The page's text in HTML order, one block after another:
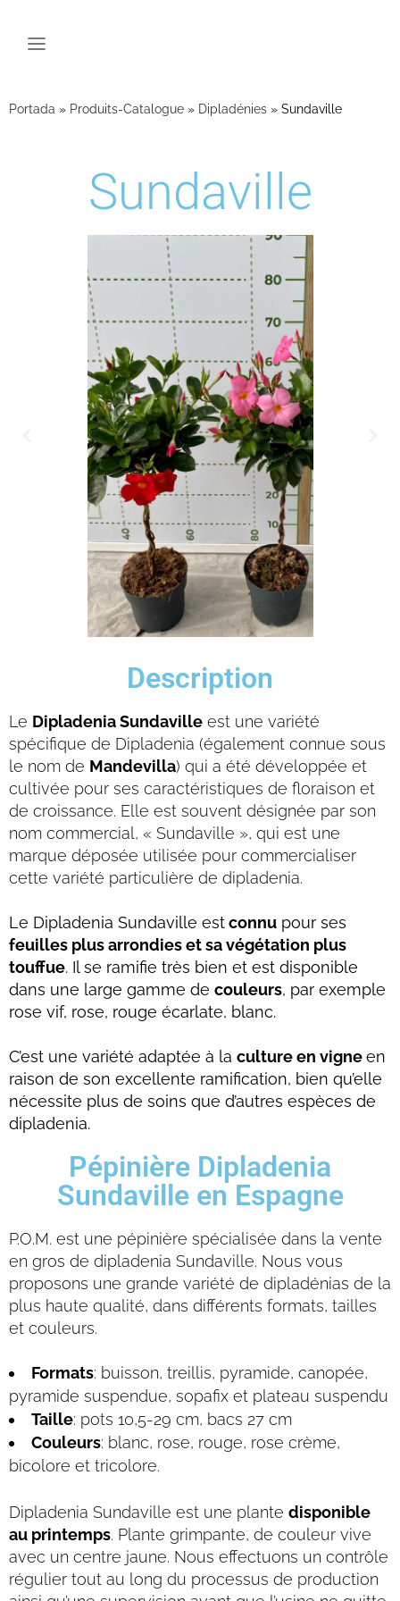
Portada » Produits-Catalogue » Dipladénies » Sundaville
Sundaville
Description
Le Dipladenia Sundaville est une variété
spécifique de Dipladenia (également connue sous
le nom de Mandevilla) qui a été développée et
cultivée pour ses caractéristiques de floraison et
de croissance. Elle est souvent désignée par son
nom commercial, « Sundaville », qui est une
marque déposée utilisée pour commercialiser
cette variété particulière de dipladenia.
Le Dipladenia Sundaville estconnu pour ses
feuilles plus arrondies et sa végétation plus
touffue. Il se ramifie très bien et est disponible
dans une large gamme de couleurs, par exemple
rose vif, rose, rouge écarlate, blanc.
C’est une variété adaptée à la culture en vigneen
raison de son excellente ramification, bien qu’elle
nécessite plus de soins que d’autres espèces de
dipladenia.
Pépinière Dipladenia
Sundaville en Espagne
P.O.M. est une pépinière spécialisée dans la vente
en gros de dipladenia Sundaville. Nous vous
proposons une grande variété de dipladénias de la
plus haute qualité, dans différents formats, tailles
et couleurs.
Formats: buisson, treillis, pyramide, canopée,
pyramide suspendue, sopafix et plateau suspendu
Taille: pots 10,5-29 cm, bacs 27 cm
Couleurs: blanc, rose, rouge, rose crème,
bicolore et tricolore.
Dipladenia Sundaville est une plante disponible
au printemps. Plante grimpante, de couleur vive
avec un centre jaune. Nous effectuons un contrôle
régulier tout au long du processus de production